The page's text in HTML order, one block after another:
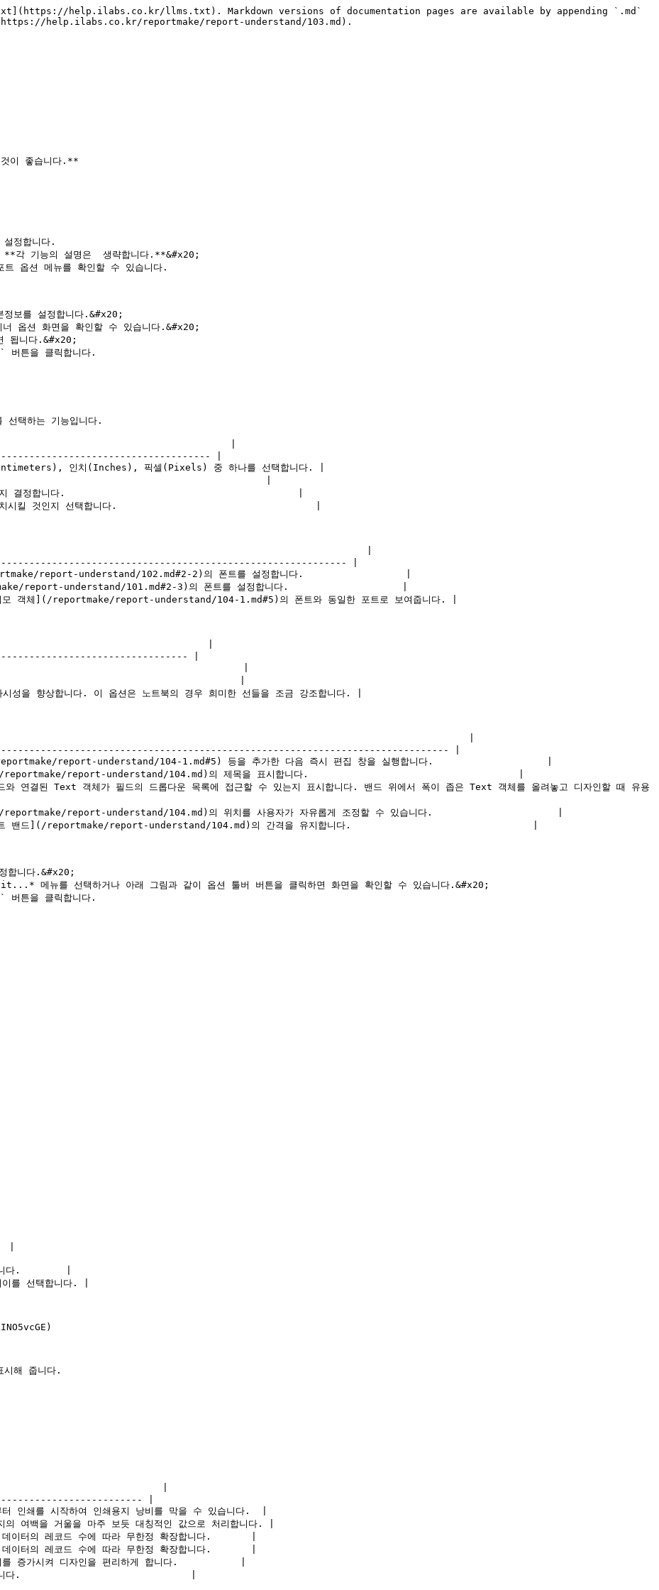
help.ilabs.co.kr/llms.txt). Markdown versions of documentation pages are available by appending `.md`
help.ilabs.co.kr/reportmake/report-understand/103.md).
이 좋습니다.**
정합니다.
**각 기능의 설명은  생략합니다.**&#x20;
옵션 메뉴를 확인할 수 있습니다.
보를 설정합니다.&#x20;
옵션 화면을 확인할 수 있습니다.&#x20;
됩니다.&#x20;
버튼을 클릭합니다.
택하는 기능입니다.
|
|
인치(Inches), 픽셀(Pixels) 중 하나를 선택합니다. |
다.                                                     |
출 것인지 결정합니다.                                         |
위치시킬 것인지 선택합니다.                                   |
|
|
report-understand/102.md#2-2)의 폰트를 설정합니다.                  |
report-understand/101.md#2-3)의 폰트를 설정합니다.                    |
체](/reportmake/report-understand/104-1.md#5)의 폰트와 동일한 포트로 보여줍니다. |
|
|
니다.                                                 |
다.                                                  |
을 향상합니다. 이 옵션은 노트북의 경우 희미한 선들을 조금 강조합니다. |
|
|
report-understand/104-1.md#5) 등을 추가한 다음 즉시 편집 창을 실행합니다.                    |
](/reportmake/report-understand/104.md)의 제목을 표시합니다.                                     |
된 Text 객체가 필드의 드롭다운 목록에 접근할 수 있는지 표시합니다. 밴드 위에서 폭이 좁은 Text 객체를 올려놓고 디자인할 때 유용
report-understand/104.md)의 위치를 사용자가 자유롭게 조정할 수 있습니다.                      |
트 밴드](/reportmake/report-understand/104.md)의 간격을 유지합니다.                                |
합니다.&#x20;
메뉴를 선택하거나 아래 그림과 같이 옵션 툴버 버튼을 클릭하면 화면을 확인할 수 있습니다.&#x20;
버튼을 클릭합니다.
|
니다.        |
를 선택합니다. |
해 줍니다.
|
|
를 시작하여 인쇄용지 낭비를 막을 수 있습니다.  |
을 거울을 마주 보듯 대칭적인 값으로 처리합니다. |
터의 레코드 수에 따라 무한정 확장합니다.       |
터의 레코드 수에 따라 무한정 확장합니다.       |
증가시켜 디자인을 편리하게 합니다.           |